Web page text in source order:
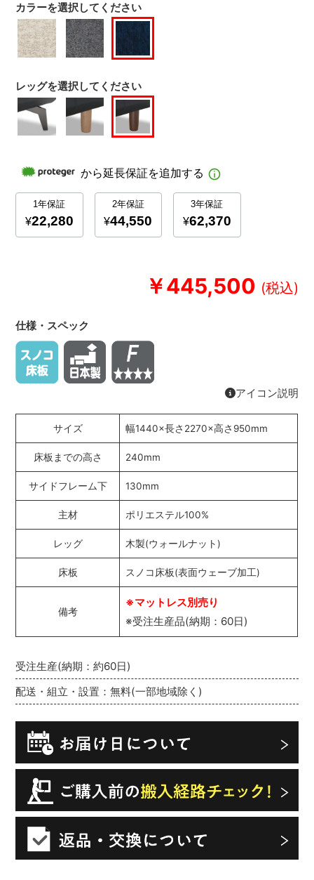
￥445,500
受注生産(納期：約60日)
配送・組立・設置：無料(一部地域除く)
カラーを選択してください
レッグを選択してください
仕様・スペック
アイコン説明
サイズ 幅1440×長さ2270×高さ950mm
床板までの高さ 240mm
サイドフレーム下 130mm
主材 ポリエステル100%
レッグ 木製(ウォールナット)
床板 スノコ床板(表面ウェーブ加工)
備考
※マットレス別売り
※受注生産品(納期：60日)